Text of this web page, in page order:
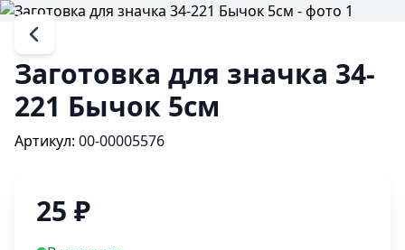
Заготовка для значка 34-
221 Бычок 5см
Артикул: 00-00005576
25 ₽